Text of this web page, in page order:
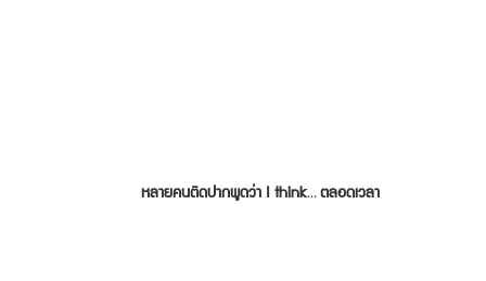
หลายคนติดปากพูดว่า I think… ตลอดเวลา